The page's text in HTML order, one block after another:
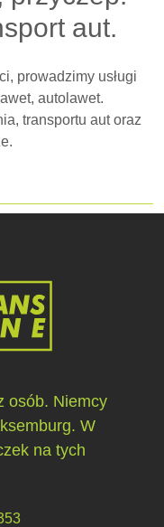
aut.
prowadzimy usługi
autolawet.
transportu aut oraz
osób. Niemcy
W
na tych